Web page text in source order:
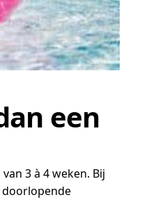
een
3 à 4 weken. Bij
doorlopende